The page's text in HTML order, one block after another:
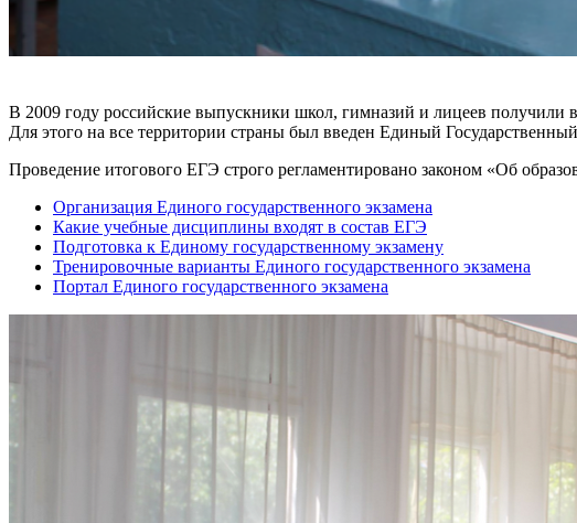
В 2009 году российские выпускники школ, гимназий и лицеев получили
Для этого на все территории страны был введен Единый
Проведение итогового ЕГЭ строго регламентировано законом «Об
Организация Единого государственного экзамена
Какие учебные дисциплины входят в состав ЕГЭ
Подготовка к Единому государственному экзамену
Тренировочные варианты Единого государственного экзамена
Портал Единого государственного экзамена